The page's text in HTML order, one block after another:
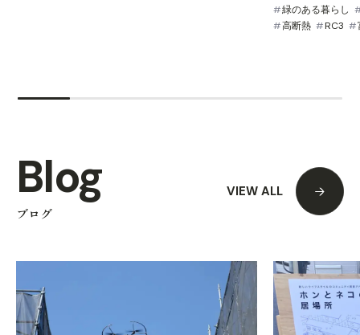
緑のある暮らし
高断熱
RC3
ブログ
Blog VIEW ALL